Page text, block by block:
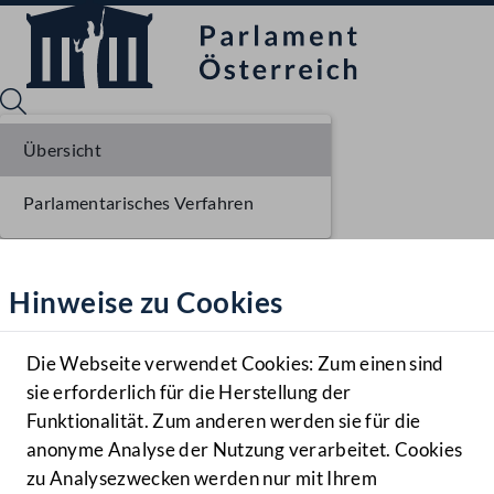
Hilfe
Benutzer
Navigationsmenü öffnen
MENÜ
Hinweise zu Cookies
Die Webseite verwendet Cookies: Zum einen sind
sie erforderlich für die Herstellung der
Funktionalität. Zum anderen werden sie für die
anonyme Analyse der Nutzung verarbeitet. Cookies
zu Analysezwecken werden nur mit Ihrem
Übersicht
Parlamentarisches Verfahren